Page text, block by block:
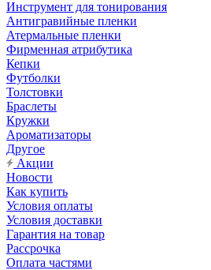
Инструмент для тонирования
Антигравийные пленки
Атермальные пленки
Фирменная атрибутика
Кепки
Футболки
Толстовки
Браслеты
Кружки
Ароматизаторы
Другое
Акции
Новости
Как купить
Условия оплаты
Условия доставки
Гарантия на товар
Рассрочка
Оплата частями